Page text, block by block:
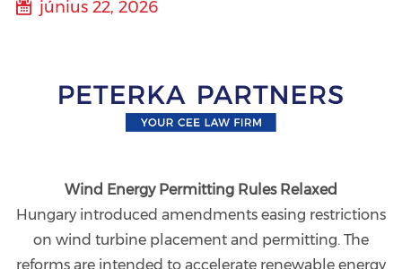
június 22, 2026
Wind Energy Permitting Rules Relaxed
Hungary introduced amendments easing restrictions
on wind turbine placement and permitting. The
reforms are intended to accelerate renewable energy